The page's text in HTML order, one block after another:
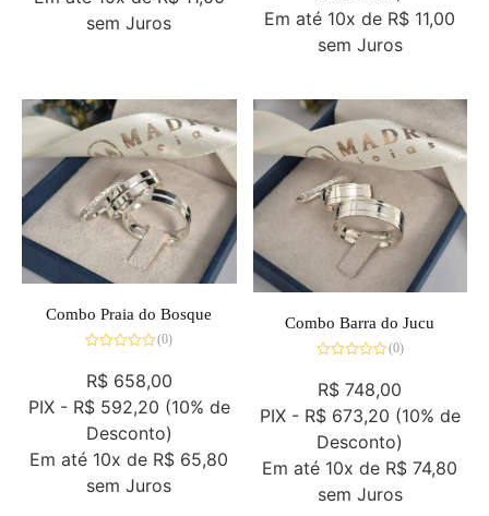
sem Juros
Em até 10x de R$ 11,00
sem Juros
Combo Praia do Bosque
0
de
5
(0)
R$658,00
PIX - R$ 592,20 (10% de
Desconto)
Em até 10x de R$ 65,80
sem Juros
Combo Barra do Jucu
0
de
5
(0)
R$ 748,00
PIX - R$ 673,20 (10% de
Desconto)
Em até 10x de R$ 74,80
sem Juros